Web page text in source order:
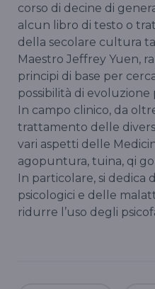
corso di decine di
alcun libro di testo o
della secolare cultura
Maestro Jeffrey Yuen,
principi di base per
possibilità di evoluzione
In campo clinico, da
trattamento delle
vari aspetti delle
agopuntura, tuina, qi
In particolare, si dedica
psicologici e delle
ridurre l’uso degli